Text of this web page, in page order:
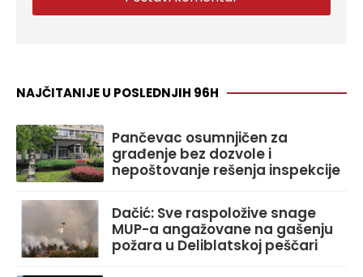
NAJČITANIJE U POSLEDNJIH 96H
Pančevac osumnjičen za
građenje bez dozvole i
nepoštovanje rešenja inspekcije
Dačić: Sve raspoložive snage
MUP-a angažovane na gašenju
požara u Deliblatskoj peščari